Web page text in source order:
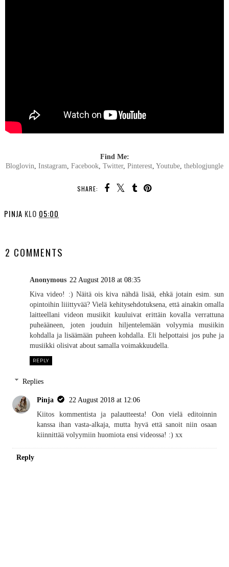
Find Me:
Bloglovin Instagram Facebook Twitter, Pinterest Youtube theblogjungle
SHARE:
PINJA KLO 05:00
2 COMMENTS
Anonymous 22 August 2018 at 08:35
Kiva video! :) Näitä ois kiva nähdä lisää, ehkä jotain esim. sun
opintoihin liiittyvää? Vielä kehitysehdotuksena, että ainakin omalla
laitteellani videon musiikit kuuluivat erittäin kovalla verrattuna
puheääneen, joten jouduin hiljentelemään volyymia musiikin
kohdalla ja lisäämään puheen kohdalla. Eli helpottaisi jos puhe ja
musiikki olisivat about samalla voimakkuudella.
REPLY
Replies
Pinja
22 August 2018 at 12:06
Kiitos kommentista ja palautteesta! Oon vielä editoinnin
kanssa ihan vasta-alkaja, mutta hyvä että sanoit niin osaan
kiinnittää volyymiin huomiota ensi videossa! :) xx
Reply